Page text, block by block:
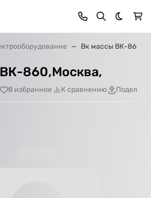
Темная
Вк массы ВК-
860,Москва,
В избранное К сравнению